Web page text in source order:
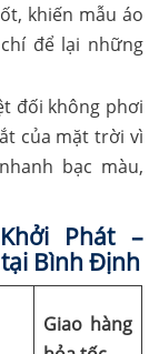
khiến mẫu áo
để lại những
đối không phơi
của mặt trời vì
bạc màu,
Phát –
Bình Định
Giao hàng